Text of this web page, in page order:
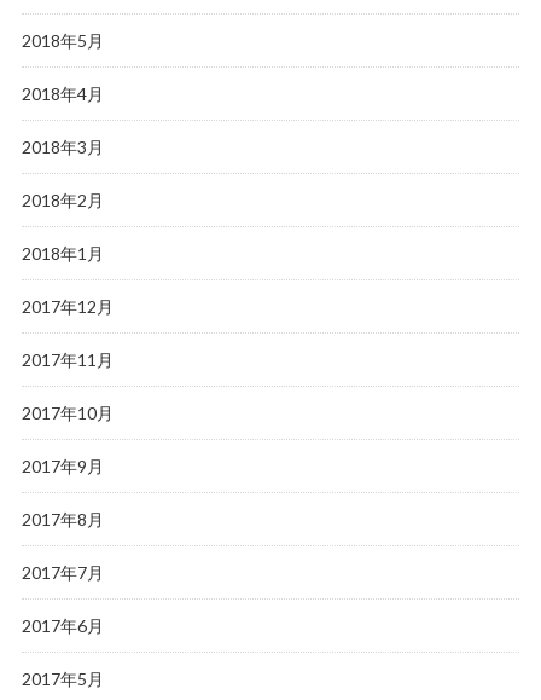
2018年5月
2018年4月
2018年3月
2018年2月
2018年1月
2017年12月
2017年11月
2017年10月
2017年9月
2017年8月
2017年7月
2017年6月
2017年5月